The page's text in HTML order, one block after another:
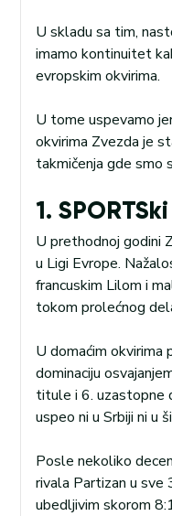
U skladu sa tim,
imamo kontinuitet
evropskim okvirima.
U tome uspevamo
okvirima Zvezda je
takmičenja gde smo
1.
U prethodnoj godini
u Ligi Evrope.
francuskim Lilom i
tokom prolećnog
U domaćim okvirima
dominaciju
titule i 6. uzastopne
uspeo ni u Srbiji ni u
Posle nekoliko
rivala Partizan u sve
ubedljivim skorom